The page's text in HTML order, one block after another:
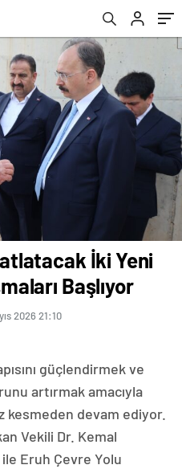
İki Yeni
Başlıyor
2026 21:10
güçlendirmek ve
artırmak amacıyla
kesmeden devam ediyor.
Vekili Dr. Kemal
ile Eruh Çevre Yolu